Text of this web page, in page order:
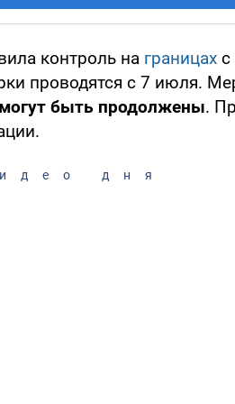
контроль на границах с
проводятся с 7 июля.
быть продолжены.
дня